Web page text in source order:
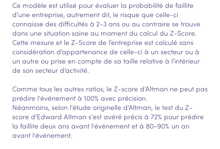
Ce modèle est utilisé pour évaluer la probabilité de faillite
d’une entreprise, autrement dit, le risque que celle-ci
connaisse des difficultés à 2-3 ans ou au contraire se trouve
dans une situation saine au moment du calcul du Z-Score.
Cette mesure et le Z-Score de l’entreprise est calculé sans
considération d’appartenance de celle-ci à un secteur ou à
un autre ou prise en compte de sa taille relative à l’intérieur
de son secteur d’activité.
Comme tous les autres ratios, le Z-score d’Altman ne peut pas
prédire l'événement à 100% avec précision.
Néanmoins, selon l'étude originelle d'Altman, le test du Z-
score d’Edward Altman s'est avéré précis à 72% pour prédire
la faillite deux ans avant l'événement et à 80-90% un an
avant l'événement.